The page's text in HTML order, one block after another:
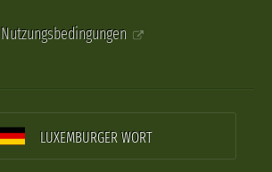
Nutzungsbedingungen
LUXEMBURGER WORT